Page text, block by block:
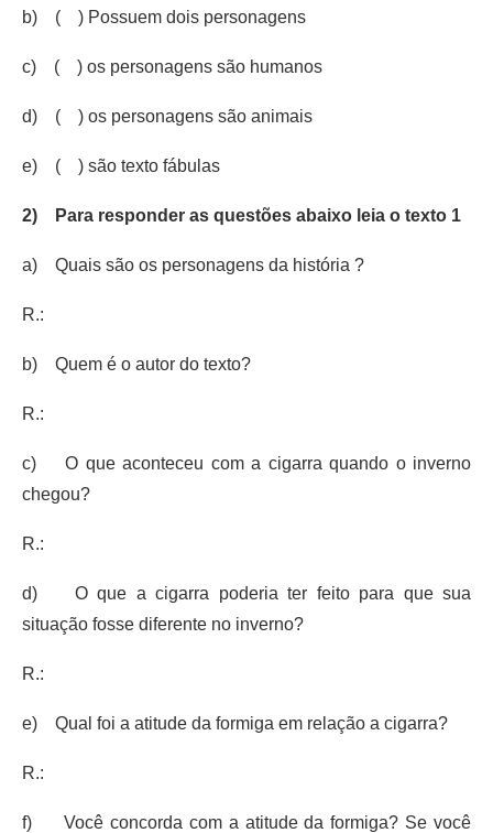
b) ( ) Possuem dois personagens
c) ( ) os personagens são humanos
d) ( ) os personagens são animais
e) ( ) são texto fábulas
2) Para responder as questões abaixo leia o texto 1
a) Quais são os personagens da história ?
R.:
b) Quem é o autor do texto?
R.:
c) O que aconteceu com a cigarra quando o inverno
chegou?
R.:
d) O que a cigarra poderia ter feito para que sua
situação fosse diferente no inverno?
R.:
e) Qual foi a atitude da formiga em relação a cigarra?
R.:
f) Você concorda com a atitude da formiga? Se você